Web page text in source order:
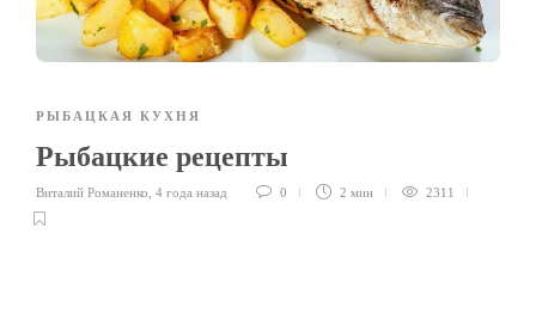
РЫБАЦКАЯ КУХНЯ
Рыбацкие рецепты
Виталий Романенко 4 года назад 0 2 мин 2311